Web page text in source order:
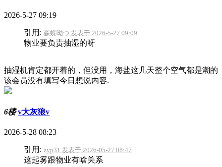
2026-5-27 09:19
引用: 森蝶呦つ 发表于 2026-5-27 09:09
物业要负责抽湿的呀
抽湿机肯定都开着的，但没用，海盐这几天整个空气都是潮的
该会员没有填写今日想说内容.
6楼 v大灰狼v
2026-5-28 08:23
引用: zyp31 发表于 2026-05-27 08:47
这起雾跟物业有啥关系